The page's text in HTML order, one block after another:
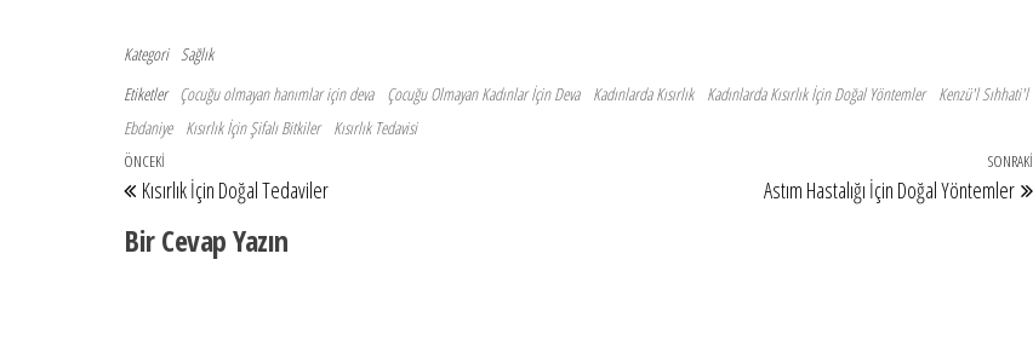
Kategori
Sağlık
Etiketler Çocuğu olmayan hanımlar için deva Çocuğu Olmayan Kadınlar İçin Deva Kadınlarda Kısırlık Kadınlarda Kısırlık İçin Doğal Yöntemler
Kenzü'l Sıhhati'l
Ebdaniye
Kısırlık İçin Şifalı Bitkiler Kısırlık Tedavisi
Yazı gezinmesi
Önceki Yazı
ÖNCEKI
Kısırlık İçin Doğal Tedaviler
SONRAKI
Astım Hastalığı İçin Doğal Yöntemler
Bir Cevap Yazın